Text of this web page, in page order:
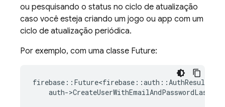
ou pesquisando o status no ciclo de atualização
caso você esteja criando um jogo ou app com um
ciclo de atualização periódica.
Por exemplo, com uma classe Future:
firebase :: Future<firebase ::auth ::AuthResult
auth->